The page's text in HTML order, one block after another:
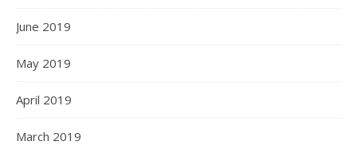
June 2019
May 2019
April 2019
March 2019